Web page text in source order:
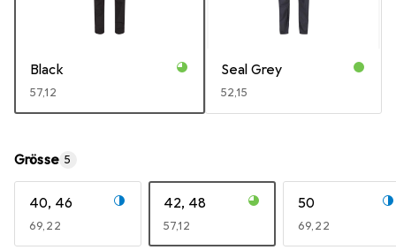
Black
EUR
57,12
Seal Grey
EUR
52,15
Grösse 5
40, 46
EUR
69,22
42, 48
EUR
57,12
50
EUR
69,22